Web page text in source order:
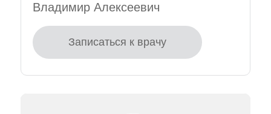
Записаться к врачу
Владимир Алексеевич